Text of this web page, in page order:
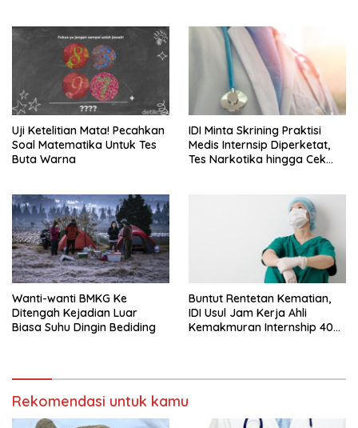
Uji Ketelitian Mata! Pecahkan
Soal Matematika Untuk Tes
Buta Warna
IDI Minta Skrining Praktisi
Medis Internsip Diperketat,
Tes Narkotika hingga Cek
Wanti-wanti BMKG Ke
Ditengah Kejadian Luar
Biasa Suhu Dingin Bediding
Buntut Rentetan Kematian,
IDI Usul Jam Kerja Ahli
Kemakmuran Internship 40
Rekomendasi untuk kamu